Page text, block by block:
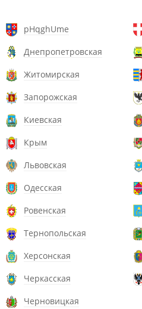
pHqghUme
Днепропетровская
Житомирская
Запорожская
Киевская
Крым
Львовская
Одесская
Ровенская
Тернопольская
Херсонская
Черкасская
Черновицкая